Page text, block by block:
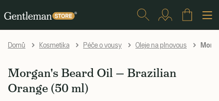
Domů Kosmetika Péče o vousy Oleje na plnovous
Morgan's Beard Oil — Brazilian
Orange (50 ml)